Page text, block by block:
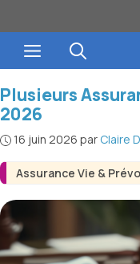
au
contenuMenu
Assurance Vie &
Plusieurs
2026
16 juin 2026 par Claire